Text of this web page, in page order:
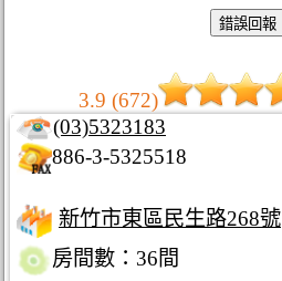
3.9 (672)
(03)5323183
886-3-5325518
新竹市東區民生路268號
房間數：36間